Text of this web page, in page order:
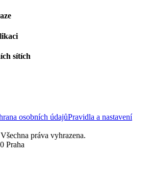
sítích
osobních údajůPravidla a nastavení
práva vyhrazena.
Praha